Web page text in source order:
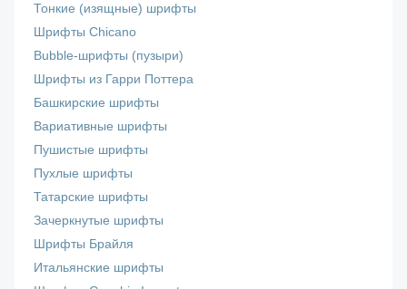
Тонкие (изящные) шрифты
Шрифты Chicano
Bubble-шрифты (пузыри)
Шрифты из Гарри Поттера
Башкирские шрифты
Вариативные шрифты
Пушистые шрифты
Пухлые шрифты
Татарские шрифты
Зачеркнутые шрифты
Шрифты Брайля
Итальянские шрифты